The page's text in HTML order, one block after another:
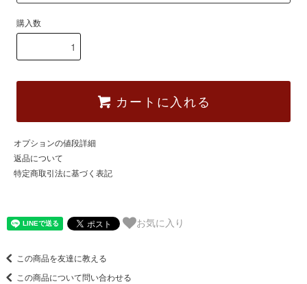
購入数
カートに入れる
オプションの値段詳細
返品について
特定商取引法に基づく表記
お気に入り
この商品を友達に教える
この商品について問い合わせる